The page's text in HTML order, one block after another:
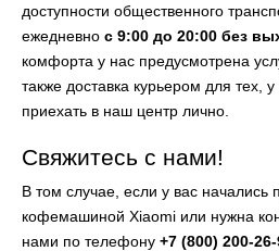
доступности общественного
ежедневно с 9:00 до 20:00 без
комфорта у нас предусмотрена
также доставка курьером для тех,
приехать в наш центр лично.
Свяжитесь с нами!
В том случае, если у вас начались
кофемашиной Xiaomi или нужна
нами по телефону +7 (800) 200-